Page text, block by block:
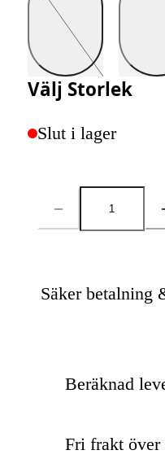
Välj Storlek
Slut i lager
Antal
Säker betalning
Beräknad
Fri frakt över